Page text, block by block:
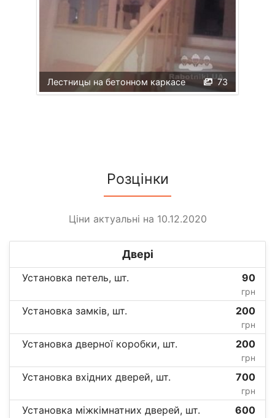
73
Лестницы на бетонном каркасе
Розцінки
Ціни актуальні на 10.12.2020
Двері
Установка петель, шт. 90
грн
Установка замків, шт. 200
грн
Установка дверної коробки, шт. 200
грн
Установка вхідних дверей, шт. 700
грн
Установка міжкімнатних дверей, шт. 600